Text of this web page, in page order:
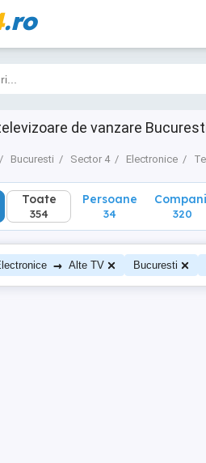
.ro
de vanzare
Bucuresti Sector 4 Electronice
Toate
354
Toate
354
Persoane
34 320
→ Alte TV Bucuresti